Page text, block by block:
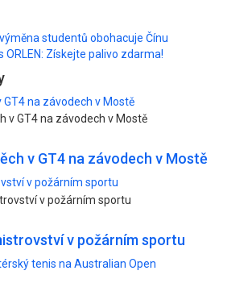
studentů obohacuje Čínu
ORLEN: Získejte palivo zdarma!
GT4 na závodech v Mostě
v GT4 na závodech v Mostě
v požárním sportu
v požárním sportu
tenis na Australian Open